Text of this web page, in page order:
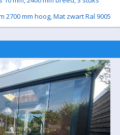
2700 mm hoog, Mat zwart Ral 9005